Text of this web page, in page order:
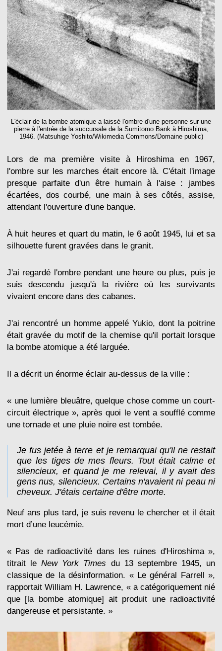
L'éclair de la bombe atomique a laissé l'ombre d'une personne sur une
pierre à l'entrée de la succursale de la Sumitomo Bank à Hiroshima,
1946. (Matsuhige Yoshito/Wikimedia Commons/Domaine public)
Lors de ma première visite à Hiroshima en 1967,
l'ombre sur les marches était encore là. C'était l'image
presque parfaite d'un être humain à l'aise : jambes
écartées, dos courbé, une main à ses côtés, assise,
attendant l'ouverture d'une banque.
À huit heures et quart du matin, le 6 août 1945, lui et sa
silhouette furent gravées dans le granit.
J'ai regardé l'ombre pendant une heure ou plus, puis je
suis descendu jusqu'à la rivière où les survivants
vivaient encore dans des cabanes.
J'ai rencontré un homme appelé Yukio, dont la poitrine
était gravée du motif de la chemise qu'il portait lorsque
la bombe atomique a été larguée.
Il a décrit un énorme éclair au-dessus de la ville :
« une lumière bleuâtre, quelque chose comme un court-
circuit électrique », après quoi le vent a soufflé comme
une tornade et une pluie noire est tombée.
Je fus jetée à terre et je remarquai qu'il ne restait
que les tiges de mes fleurs. Tout était calme et
silencieux, et quand je me relevai, il y avait des
gens nus, silencieux. Certains n'avaient ni peau ni
cheveux. J'étais certaine d'être morte.
Neuf ans plus tard, je suis revenu le chercher et il était
mort d’une leucémie.
« Pas de radioactivité dans les ruines d'Hiroshima »,
titrait leNew York Times du 13 septembre 1945, un
classique de la désinformation. « Le général Farrell »,
rapportait William H. Lawrence, « a catégoriquement nié
que [la bombe atomique] ait produit une radioactivité
dangereuse et persistante. »